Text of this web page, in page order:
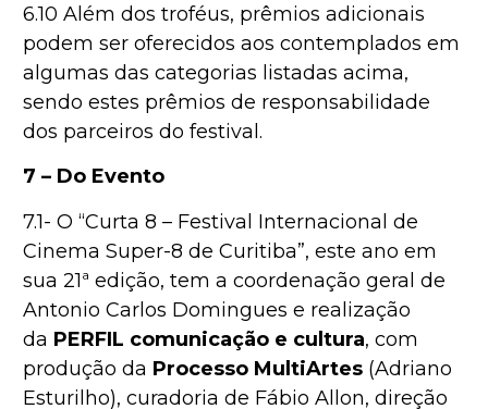
6.10 Além dos troféus, prêmios adicionais
podem ser oferecidos aos contemplados em
algumas das categorias listadas acima,
sendo estes prêmios de responsabilidade
dos parceiros do festival.
7 – Do Evento
7.1- O “Curta 8 – Festival Internacional de
Cinema Super-8 de Curitiba”, este ano em
sua 21ª edição, tem a coordenação geral de
Antonio Carlos Domingues e realização
da PERFIL comunicação e cultura, com
produção da Processo MultiArtes (Adriano
Esturilho), curadoria de Fábio Allon, direção